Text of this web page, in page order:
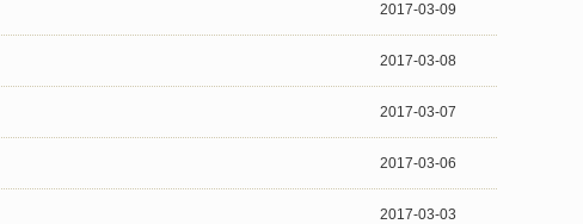
2017-03-09
2017-03-08
2017-03-07
2017-03-06
2017-03-03